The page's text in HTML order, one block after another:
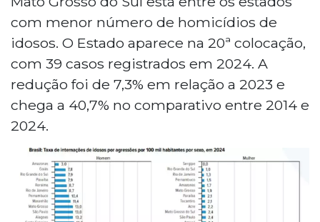
com menor número de homicídios de
idosos. O Estado aparece na 20ª colocação,
com 39 casos registrados em 2024. A
redução foi de 7,3% em relação a 2023 e
chega a 40,7% no comparativo entre 2014 e
2024.